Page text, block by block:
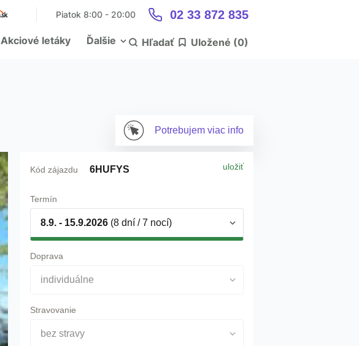
Akciové letáky Ďalšie
Piatok 8:00 - 20:00 02 33 872 835
Hľadať Uložené (0)
Potrebujem viac info
uložiť
Kód zájazdu 6HUFYS
Termín
8.9. - 15.9.2026 (8 dní / 7 nocí)
Doprava
individuálne
Stravovanie
bez stravy